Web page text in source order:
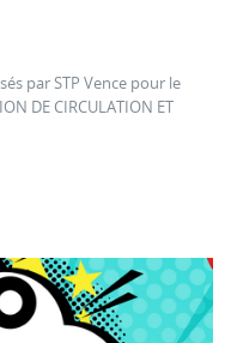
par STP Vence pour le
DE CIRCULATION ET